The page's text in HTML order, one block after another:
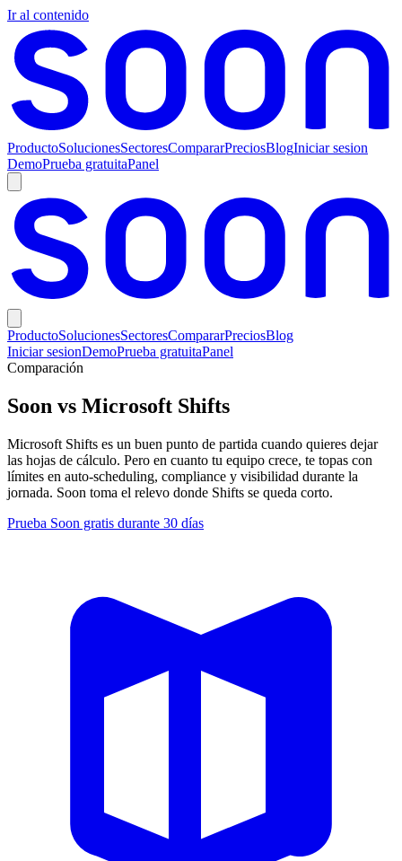
Ir al contenido
ProductoSolucionesSectoresCompararPreciosBlogIniciar sesion
DemoPrueba gratuitaPanel
ProductoSolucionesSectoresCompararPreciosBlog
Iniciar sesionDemoPrueba gratuitaPanel
Comparación
Soon vs Microsoft Shifts
Microsoft Shifts es un buen punto de partida cuando quieres dejar
las hojas de cálculo. Pero en cuanto tu equipo crece, te topas con
límites en auto-scheduling, compliance y visibilidad durante la
jornada. Soon toma el relevo donde Shifts se queda corto.
Prueba Soon gratis durante 30 días